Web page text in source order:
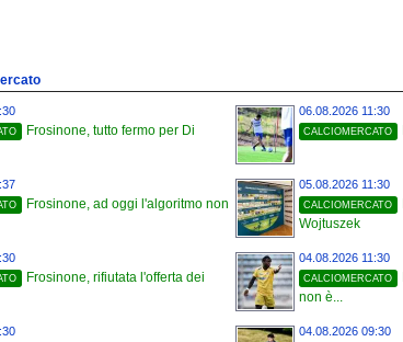
Frosinone, tutto fermo per Di
06.08.2026 11:30
CALCIOMERCATO
Frosinone, ad oggi l'algoritmo non
05.08.2026 11:30
CALCIOMERCATO
Wojtuszek
Frosinone, rifiutata l'offerta dei
04.08.2026 11:30
CALCIOMERCATO
non è...
04.08.2026 09:30